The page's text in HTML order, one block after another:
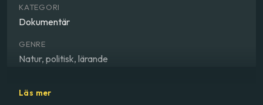
KATEGORI
Dokumentär
GENRE
Natur, politisk, lärande
Joakim Demmer
Läs mer